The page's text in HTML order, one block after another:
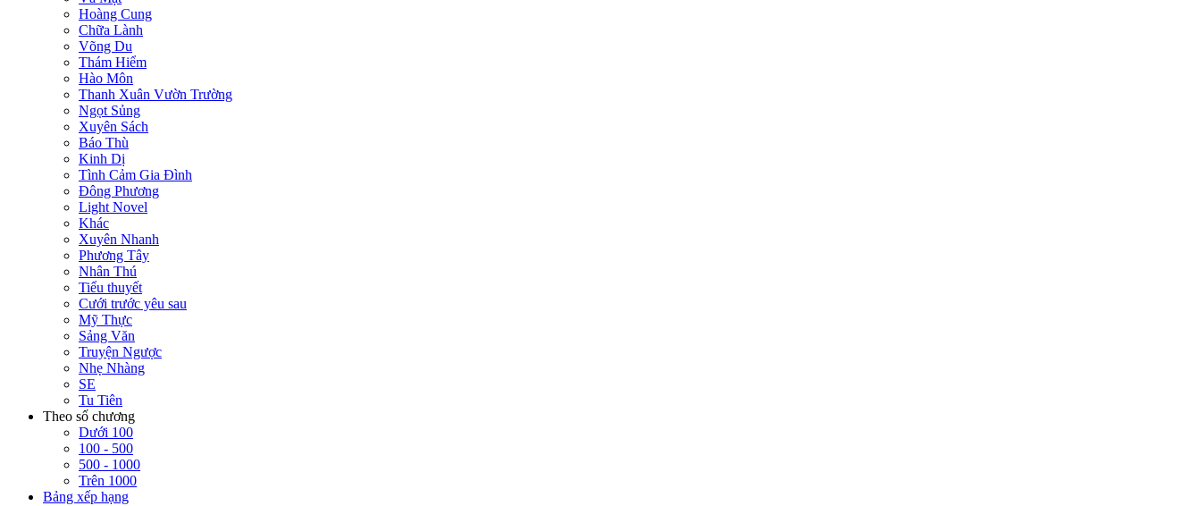
Hoàng Cung
Chữa Lành
Võng Du
Thám Hiểm
Hào Môn
Thanh Xuân Vườn Trường
Ngọt Sủng
Xuyên Sách
Báo Thù
Kinh Dị
Tình Cảm Gia Đình
Đông Phương
Light Novel
Khác
Xuyên Nhanh
Phương Tây
Nhân Thú
Tiểu thuyết
Cưới trước yêu sau
Mỹ Thực
Sảng Văn
Truyện Ngược
Nhẹ Nhàng
SE
Tu Tiên
Theo số chương
Dưới 100
100 - 500
500 - 1000
Trên 1000
Bảng xếp hạng